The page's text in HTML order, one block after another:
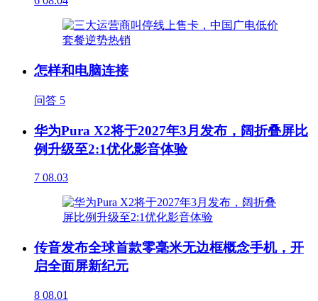
怎样和电脑连接
问答 5
华为Pura X2将于2027年3月发布，阔折叠屏比
例升级至2:1优化影音体验
7 08.03
传音发布全球首款零毫米无边框概念手机，开
启全面屏新纪元
8 08.01